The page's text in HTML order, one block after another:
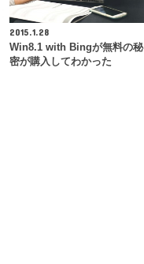
2015.1.28
Win8.1 with Bingが無料の秘
密が購入してわかった